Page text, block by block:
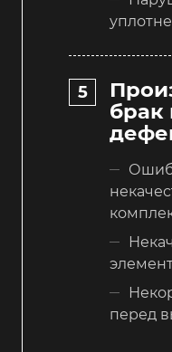
брак
перед